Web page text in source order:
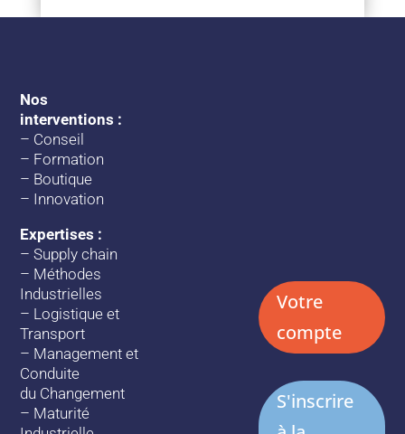
Nos
interventions :
– Conseil
– Formation
– Boutique
– Innovation
Expertises :
–Supply chain
– Méthodes
Industrielles
– Logistique et
Transport
– Management et
Conduite
du Changement
– Maturité
Votre
compte
S'inscrire